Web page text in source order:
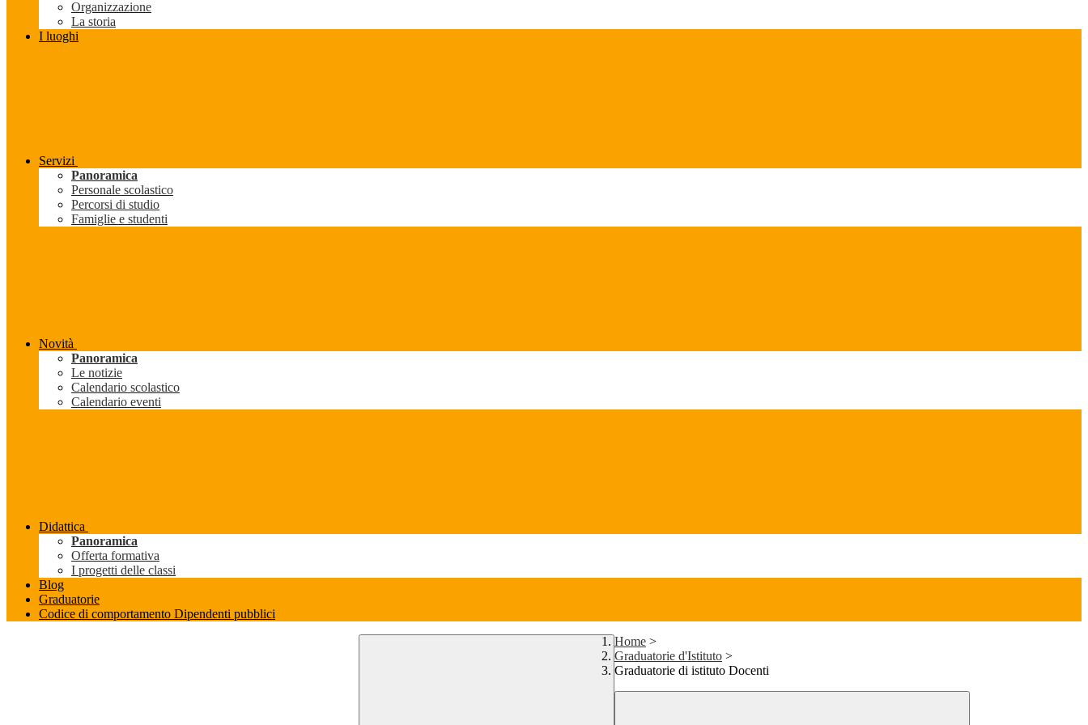
Organizzazione
La storia
I luoghi
Servizi
Panoramica
Personale scolastico
Percorsi di studio
Famiglie e studenti
Novità
Panoramica
Le notizie
Calendario scolastico
Calendario eventi
Didattica
Panoramica
Offerta formativa
I progetti delle classi
Blog
Graduatorie
Codice di comportamento Dipendenti pubblici
Home >
Graduatorie d'Istituto >
Graduatorie di istituto Docenti